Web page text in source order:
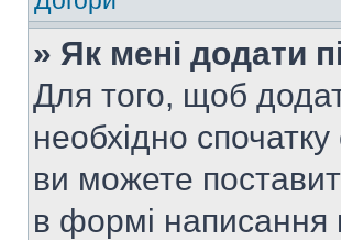
» Як мені додати
Для того, щоб
необхідно
ви можете
в формі написання